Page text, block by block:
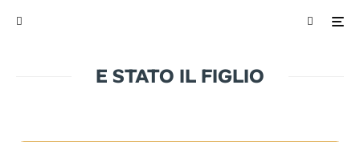
E STATO IL FIGLIO